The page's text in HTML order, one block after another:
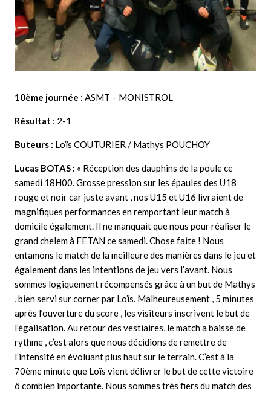
10ème journée : ASMT – MONISTROL
Résultat : 2-1
Buteurs : Loïs COUTURIER / Mathys POUCHOY
Lucas BOTAS : « Réception des dauphins de la poule ce
samedi 18H00. Grosse pression sur les épaules des U18
rouge et noir car juste avant , nos U15 et U16 livraient de
magnifiques performances en remportant leur match à
domicile également. Il ne manquait que nous pour réaliser le
grand chelem à FETAN ce samedi. Chose faite ! Nous
entamons le match de la meilleure des manières dans le jeu et
également dans les intentions de jeu vers l’avant. Nous
sommes logiquement récompensés grâce à un but de Mathys
, bien servi sur corner par Loïs. Malheureusement , 5 minutes
après l’ouverture du score , les visiteurs inscrivent le but de
l’égalisation. Au retour des vestiaires, le match a baissé de
rythme , c’est alors que nous décidions de remettre de
l’intensité en évoluant plus haut sur le terrain. C’est à la
70ème minute que Loïs vient délivrer le but de cette victoire
ô combien importante. Nous sommes très fiers du match des